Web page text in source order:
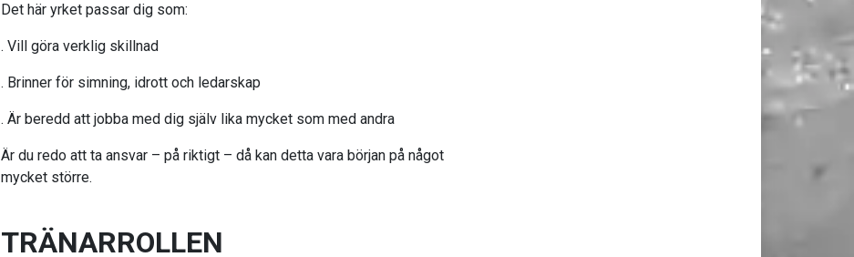
Det här yrket passar dig som:
. Vill göra verklig skillnad
. Brinner för simning, idrott och ledarskap
. Är beredd att jobba med dig själv lika mycket som med andra
Är du redo att ta ansvar – på riktigt – då kan detta vara början på något
mycket större.
TRÄNARROLLEN